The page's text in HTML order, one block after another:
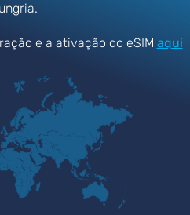
e a ativação do eSIM aqui